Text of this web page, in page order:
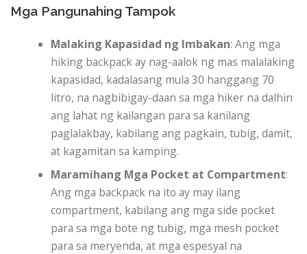
Mga Pangunahing Tampok
Malaking Kapasidad ng Imbakan: Ang mga
hiking backpack ay nag-aalok ng mas malalaking
kapasidad, kadalasang mula 30 hanggang 70
litro, na nagbibigay-daan sa mga hiker na dalhin
ang lahat ng kailangan para sa kanilang
paglalakbay, kabilang ang pagkain, tubig, damit,
at kagamitan sa kamping.
Maramihang Mga Pocket at Compartment:
Ang mga backpack na ito ay may ilang
compartment, kabilang ang mga side pocket
para sa mga bote ng tubig, mga mesh pocket
para sa meryenda, at mga espesyal na